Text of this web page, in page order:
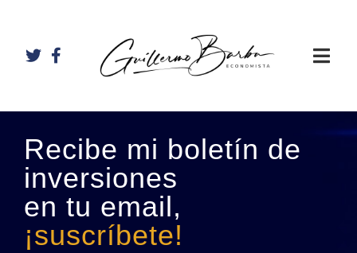
Recibe mi boletín de
inversiones
en tu email,
¡suscríbete!